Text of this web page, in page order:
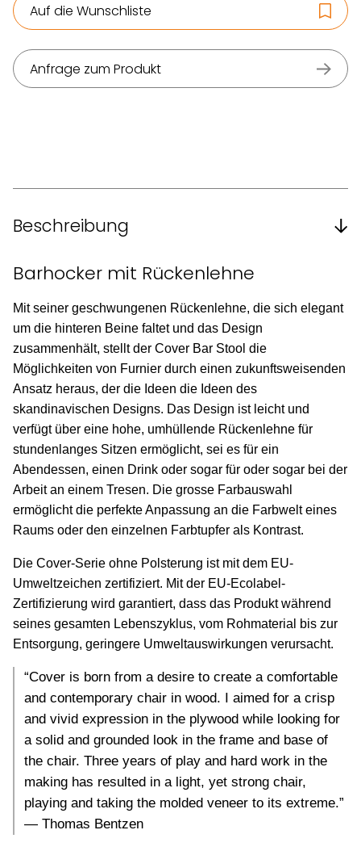
Auf die Wunschliste
Anfrage zum Produkt
Beschreibung
Barhocker mit Rückenlehne
Mit seiner geschwungenen Rückenlehne, die sich elegant
um die hinteren Beine faltet und das Design
zusammenhält, stellt der Cover Bar Stool die
Möglichkeiten von Furnier durch einen zukunftsweisenden
Ansatz heraus, der die Ideen die Ideen des
skandinavischen Designs. Das Design ist leicht und
verfügt über eine hohe, umhüllende Rückenlehne für
stundenlanges Sitzen ermöglicht, sei es für ein
Abendessen, einen Drink oder sogar für oder sogar bei der
Arbeit an einem Tresen. Die grosse Farbauswahl
ermöglicht die perfekte Anpassung an die Farbwelt eines
Raums oder den einzelnen Farbtupfer als Kontrast.
Die Cover-Serie ohne Polsterung ist mit dem EU-
Umweltzeichen zertifiziert. Mit der EU-Ecolabel-
Zertifizierung wird garantiert, dass das Produkt während
seines gesamten Lebenszyklus, vom Rohmaterial bis zur
Entsorgung, geringere Umweltauswirkungen verursacht.
“Cover is born from a desire to create a comfortable
and contemporary chair in wood. I aimed for a crisp
and vivid expression in the plywood while looking for
a solid and grounded look in the frame and base of
the chair. Three years of play and hard work in the
making has resulted in a light, yet strong chair,
playing and taking the molded veneer to its extreme.”
— Thomas Bentzen